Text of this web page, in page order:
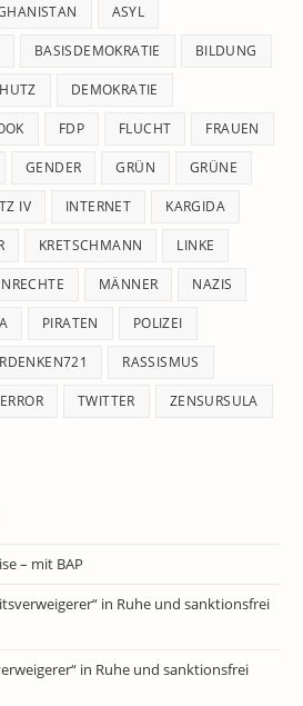
ASYL
BASISDEMOKRATIE BILDUNG
DEMOKRATIE
FDP FLUCHT FRAUEN
GENDER GRÜN GRÜNE
IV INTERNET KARGIDA
KRETSCHMANN LINKE
MÄNNER NAZIS
PIRATEN POLIZEI
RASSISMUS
TWITTER ZENSURSULA
– mit BAP
in Ruhe und sanktionsfrei
in Ruhe und sanktionsfrei